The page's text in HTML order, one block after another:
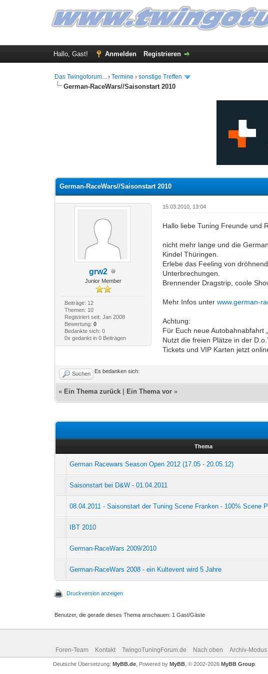
Hallo, Gast! Anmelden Registrieren
Das Twingoforum... ›Termine ›sonstige Treffen
German-RaceWars//Saisonstart 2010
German-RaceWars//Saisonstart 2010
grw2
Junior Member
Beiträge: 12
Themen: 10
Registriert seit: Jan 2008
Bewertung: 0
Bedankte sich: 0
0x gedankt in 0 Beiträgen
15.03.2010, 13:04
Hallo liebe Tuning Freunde und
nicht mehr lange und die
Kindel Thüringen.
Erlebe das Feeling von
Unterbrechungen.
Brennender Dragstrip, coole
Mehr Infos unterwww.german-
Achtung:
Für Euch neue Autobahnabfahrt
Nutzt die freien Plätze in der
Tickets und VIP Karten jetzt
Suchen Es bedanken sich:
« Ein Thema zurück Ein Thema vor »
Thema
German Racewars Season Open 2012 (17.05 - 20.05.12)
Saisonstart bei D&W - 01.04.2011
08.04.2011 - Saisonstart der Tuning Scene Franken - 100% Scene
IBT 2010
German-RaceWars 2009/2010
German-RaceWars 2008 - ein Kultevent wird 5 Jahre
Druckversion anzeigen
Benutzer, die gerade dieses Thema anschauen: 1 Gast/Gäste
Foren-Team Kontakt TwingoTuningForum.de Nach oben Archiv-Modus
Deutsche Übersetzung: MyBB.de, Powered by MyBB, © 2002-2026 MyBB Group.